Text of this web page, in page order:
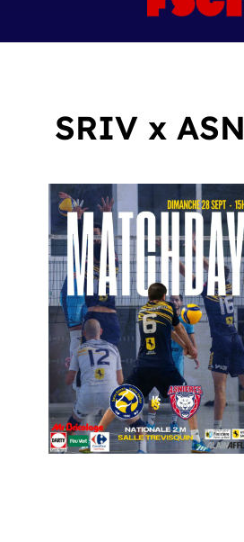
SRIV x